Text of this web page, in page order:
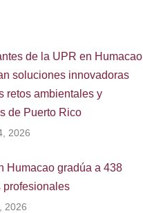
de la UPR en Humacao
soluciones innovadoras
retos ambientales y
de Puerto Rico
2026
Humacao gradúa a 438
profesionales
2026